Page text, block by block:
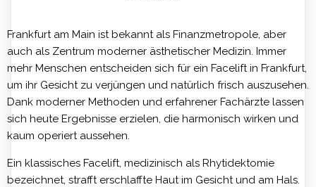
Frankfurt am Main ist bekannt als Finanzmetropole, aber
auch als Zentrum moderner ästhetischer Medizin. Immer
mehr Menschen entscheiden sich für ein Facelift in Frankfurt,
um ihr Gesicht zu verjüngen und natürlich frisch auszusehen.
Dank moderner Methoden und erfahrener Fachärzte lassen
sich heute Ergebnisse erzielen, die harmonisch wirken und
kaum operiert aussehen.
Ein klassisches Facelift, medizinisch als Rhytidektomie
bezeichnet, strafft erschlaffte Haut im Gesicht und am Hals.